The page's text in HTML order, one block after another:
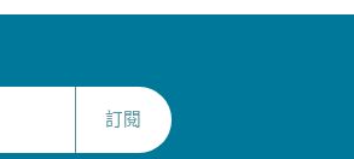
訂閱